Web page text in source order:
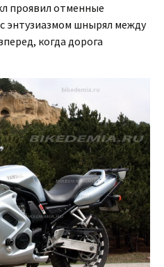
проявил отменные
энтузиазмом шнырял между
когда дорога